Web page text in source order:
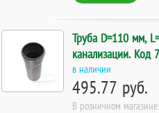
Труба D=110 мм,
канализации. Код
в наличии
495.77 руб.
В розничном магазине: